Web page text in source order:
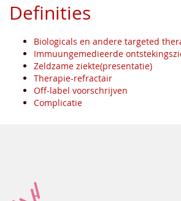
Definities
Biologicals en andere targeted
Immuungemedieerde
Zeldzame ziekte(presentatie)
Therapie-refractair
Off-label voorschrijven
Complicatie